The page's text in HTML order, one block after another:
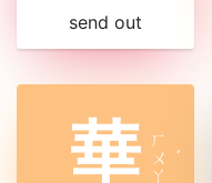
send out
華 ㄏ
ㄨ
ㄚ
ˊ